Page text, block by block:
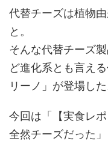
代替チーズは植物
と。
そんな代替チーズ
ど進化系とも言え
リーノ」が登場した
今回は「【実食レ
全然チーズだった